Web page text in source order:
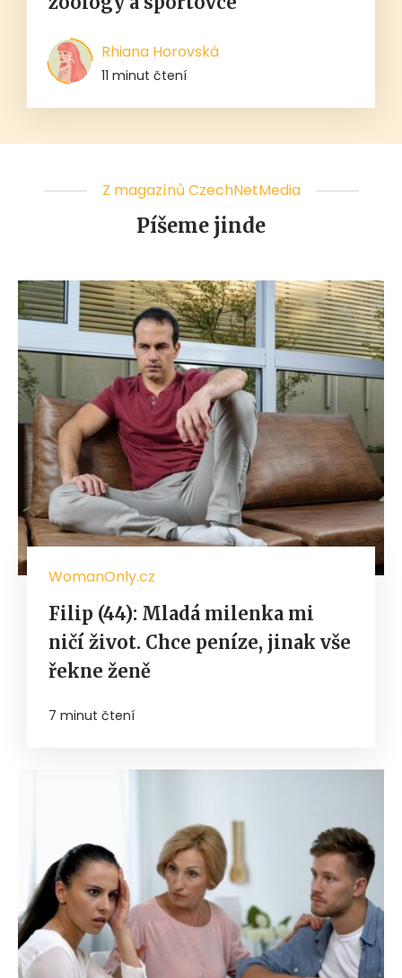
Rhiana Horovská
11 minut čtení
Z magazínů CzechNetMedia
Píšeme jinde
WomanOnly.cz
Filip (44): Mladá milenka mi
ničí život. Chce peníze, jinak vše
řekne ženě
7 minut čtení